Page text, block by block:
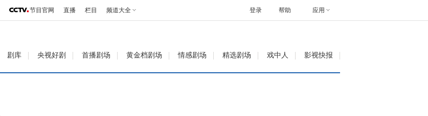
节目官网 直播 栏目 频道大全 帮助 应用
登录
剧库 央视好剧 首播剧场 黄金档剧场 情感剧场 精选剧场 戏中人 影视快报
集 精彩看点